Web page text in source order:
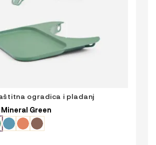
ogradica i pladanj
Mineral Green